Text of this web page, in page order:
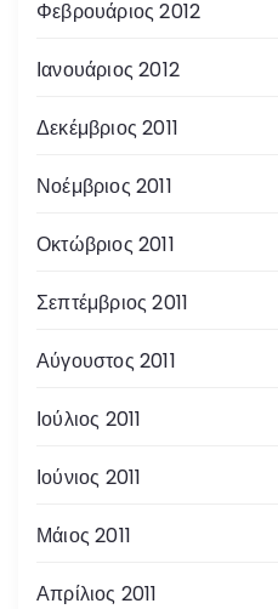
Φεβρουάριος 2012
Ιανουάριος 2012
Δεκέμβριος 2011
Νοέμβριος 2011
Οκτώβριος 2011
Σεπτέμβριος 2011
Αύγουστος 2011
Ιούλιος 2011
Ιούνιος 2011
Μάιος 2011
Απρίλιος 2011